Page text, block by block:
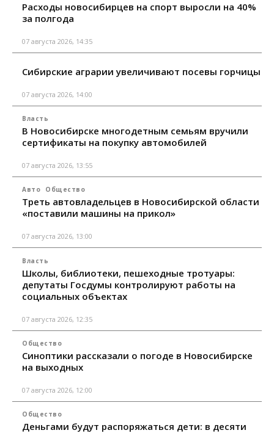
Расходы новосибирцев на спорт выросли на 40%
за полгода
07 августа 2026, 14:35
Сибирские аграрии увеличивают посевы горчицы
07 августа 2026, 14:00
Власть
В Новосибирске многодетным семьям вручили
сертификаты на покупку автомобилей
07 августа 2026, 13:55
Авто Общество
Треть автовладельцев в Новосибирской области
«поставили машины на прикол»
07 августа 2026, 13:00
Власть
Школы, библиотеки, пешеходные тротуары:
депутаты Госдумы контролируют работы на
социальных объектах
07 августа 2026, 12:35
Общество
Синоптики рассказали о погоде в Новосибирске
на выходных
07 августа 2026, 12:00
Общество
Деньгами будут распоряжаться дети: в десяти